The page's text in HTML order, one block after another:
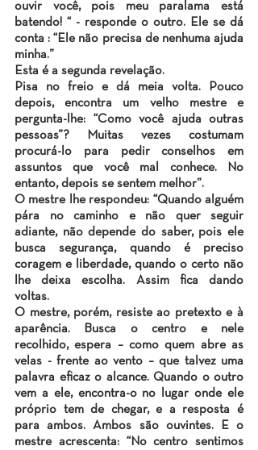
ouvir você, pois meu paralama está
batendo! “ - responde o outro. Ele se dá
conta : “Ele não precisa de nenhuma ajuda
minha.”
Esta é a segunda revelação.
Pisa no freio e dá meia volta. Pouco
depois, encontra um velho mestre e
pergunta-lhe: “Como você ajuda outras
pessoas”? Muitas vezes costumam
procurá-lo para pedir conselhos em
assuntos que você mal conhece. No
entanto, depois se sentem melhor”.
O mestre lhe respondeu: “Quando alguém
pára no caminho e não quer seguir
adiante, não depende do saber, pois ele
busca segurança, quando é preciso
coragem e liberdade, quando o certo não
lhe deixa escolha. Assim fica dando
voltas.
O mestre, porém, resiste ao pretexto e à
aparência. Busca o centro e nele
recolhido, espera – como quem abre as
velas - frente ao vento – que talvez uma
palavra eficaz o alcance. Quando o outro
vem a ele, encontra-o no lugar onde ele
próprio tem de chegar, e a resposta é
para ambos. Ambos são ouvintes. E o
mestre acrescenta: “No centro sentimos